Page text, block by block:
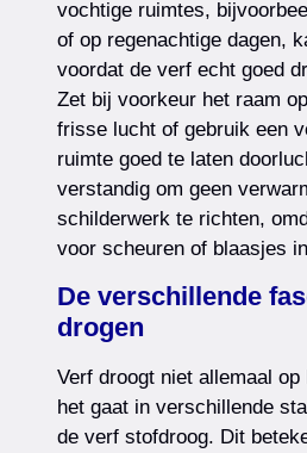
vochtige ruimtes,
of op regenachtige dagen,
voordat de verf echt goed
Zet bij voorkeur het raam
frisse lucht of gebruik een
ruimte goed te laten
verstandig om geen
schilderwerk te richten,
voor scheuren of blaasjes
De verschillende
drogen
Verf droogt niet allemaal
het gaat in verschillende
de verf stofdroog. Dit